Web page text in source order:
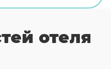
и сейф. Персонал
немецком и
отеля